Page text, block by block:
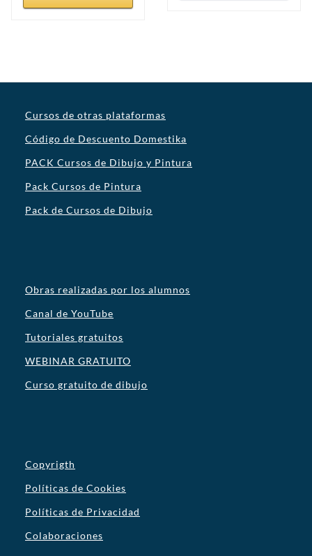
Cursos de otras plataformas
Código de Descuento Domestika
PACK Cursos de Dibujo y Pintura
Pack Cursos de Pintura
Pack de Cursos de Dibujo
Obras realizadas por los alumnos
Canal de YouTube
Tutoriales gratuitos
WEBINAR GRATUITO
Curso gratuito de dibujo
Copyrigth
Políticas de Cookies
Políticas de Privacidad
Colaboraciones